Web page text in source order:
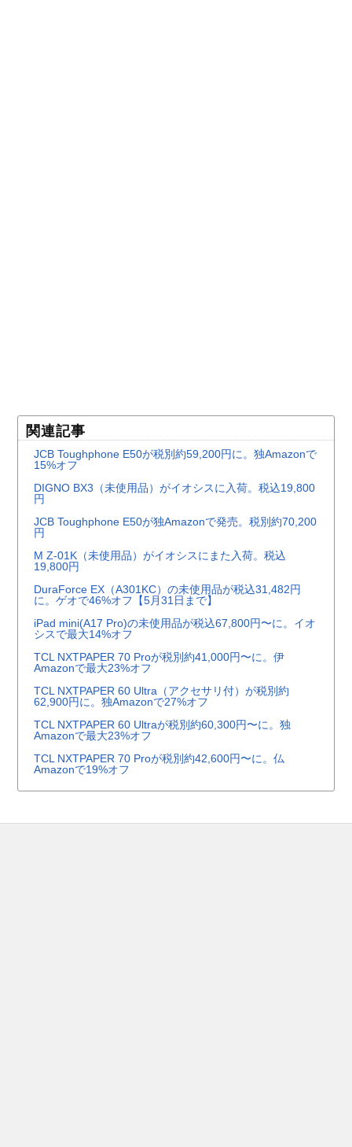
関連記事
JCB Toughphone E50が税別約59,200円に。独Amazonで
15%オフ
DIGNO BX3（未使用品）がイオシスに入荷。税込19,800
円
JCB Toughphone E50が独Amazonで発売。税別約70,200
円
M Z-01K（未使用品）がイオシスにまた入荷。税込
19,800円
DuraForce EX（A301KC）の未使用品が税込31,482円
に。ゲオで46%オフ【5月31日まで】
iPad mini(A17 Pro)の未使用品が税込67,800円〜に。イオ
シスで最大14%オフ
TCL NXTPAPER 70 Proが税別約41,000円〜に。伊
Amazonで最大23%オフ
TCL NXTPAPER 60 Ultra（アクセサリ付）が税別約
62,900円に。独Amazonで27%オフ
TCL NXTPAPER 60 Ultraが税別約60,300円〜に。独
Amazonで最大23%オフ
TCL NXTPAPER 70 Proが税別約42,600円〜に。仏
Amazonで19%オフ